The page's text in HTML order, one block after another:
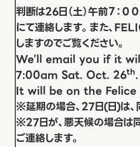
判断は26日（土）午前７：
にて連絡します。また、
しますのでご覧ください。
We’ll email you if it
7:00am Sat. Oct. 26th.
It will be on the
※延期の場合、27日(日)は、
※27日が、悪天候の場合は
ご連絡します。